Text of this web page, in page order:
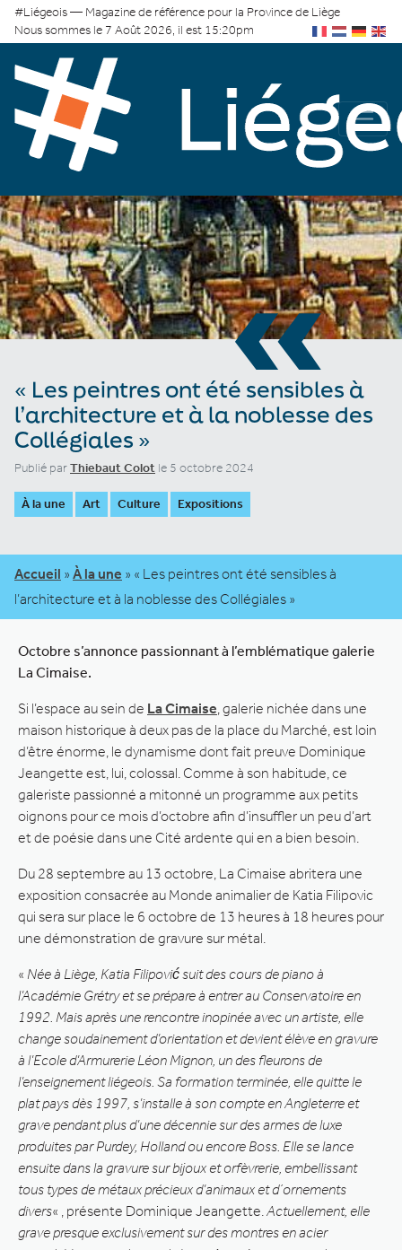
#Liégeois — Magazine de référence pour la Province de Liège
Nous sommes le 7 Août 2026, il est 15:20pm
«
« Les peintres ont été sensibles à
l’architecture et à la noblesse des
Collégiales »
Publié parThiebaut Colot le 5 octobre 2024
À la une Art Culture Expositions
Accueil » À la une » « Les peintres ont été sensibles à
l’architecture et à la noblesse des Collégiales »
Octobre s’annonce passionnant à l’emblématique galerie
La Cimaise.
Si l’espace au sein de La Cimaise , galerie nichée dans une
maison historique à deux pas de la place du Marché, est loin
d’être énorme, le dynamisme dont fait preuve Dominique
Jeangette est, lui, colossal. Comme à son habitude, ce
galeriste passionné a mitonné un programme aux petits
oignons pour ce mois d’octobre afin d’insuffler un peu d’art
et de poésie dans une Cité ardente qui en a bien besoin.
Du 28 septembre au 13 octobre, La Cimaise abritera une
exposition consacrée au Monde animalier de Katia Filipovic
qui sera sur place le 6 octobre de 13 heures à 18 heures pour
une démonstration de gravure sur métal.
« Née à Liège, Katia Filipović suit des cours de piano à
l’Académie Grétry et se prépare à entrer au Conservatoire en
1992. Mais après une rencontre inopinée avec un artiste, elle
change soudainement d’orientation et devient élève en gravure
à l’Ecole d’Armurerie Léon Mignon, un des fleurons de
l’enseignement liégeois. Sa formation terminée, elle quitte le
plat pays dès 1997, s’installe à son compte en Angleterre et
grave pendant plus d’une décennie sur des armes de luxe
produites par Purdey, Holland ou encore Boss. Elle se lance
ensuite dans la gravure sur bijoux et orfèvrerie, embellissant
tous types de métaux précieux d’animaux et d´ornements
divers« , présente Dominique Jeangette. Actuellement, elle
grave presque exclusivement sur des montres en acier